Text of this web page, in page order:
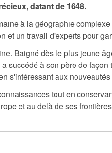
datant de 1648.
à la géographie
et un travail d'experts pour
Baigné dès le plus jeune
a succédé à son père de
s'intéressant aux
tout en
et au delà de ses